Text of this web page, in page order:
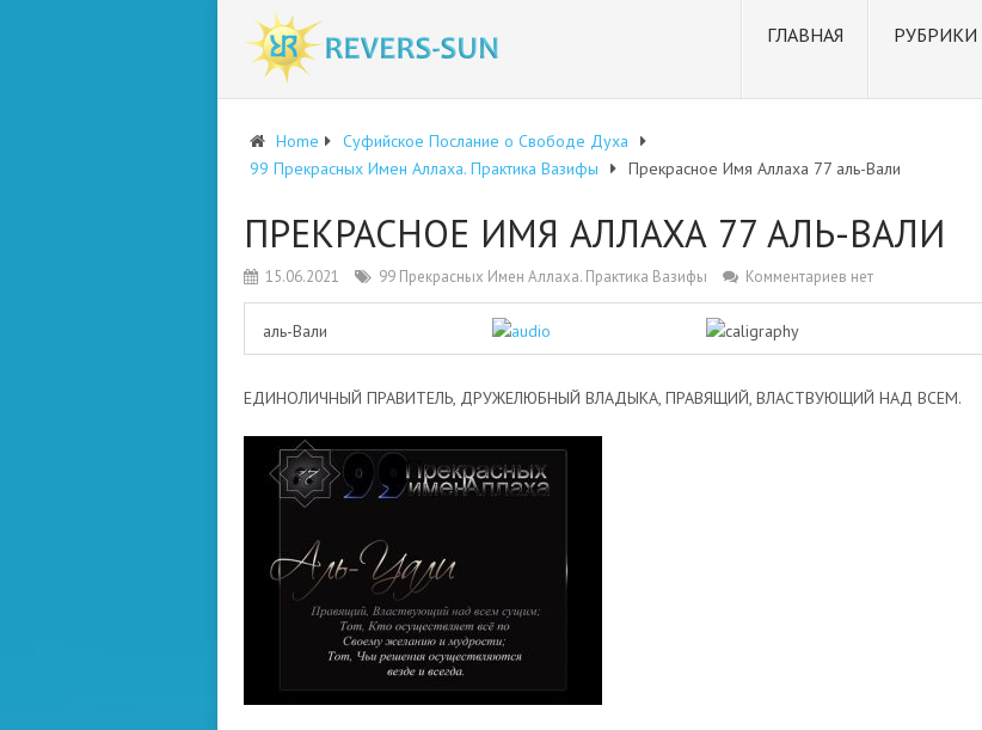
ГЛАВНАЯ РУБРИКИ
Home
Суфийское Послание о Свободе Духа
99 Прекрасных Имен Аллаха. Практика Вазифы
Прекрасное Имя Аллаха 77 аль-Вали
ПРЕКРАСНОЕ ИМЯ АЛЛАХА 77 АЛЬ-ВАЛИ
15.06.2021 99 Прекрасных Имен Аллаха. Практика Вазифы Комментариев нет
аль-Вали
ЕДИНОЛИЧНЫЙ ПРАВИТЕЛЬ, ДРУЖЕЛЮБНЫЙ ВЛАДЫКА, ПРАВЯЩИЙ, ВЛАСТВУЮЩИЙ НАД ВСЕМ.